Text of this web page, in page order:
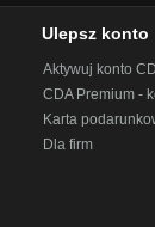
Ulepsz konto
Aktywuj konto
CDA Premium -
Karta
Dla firm